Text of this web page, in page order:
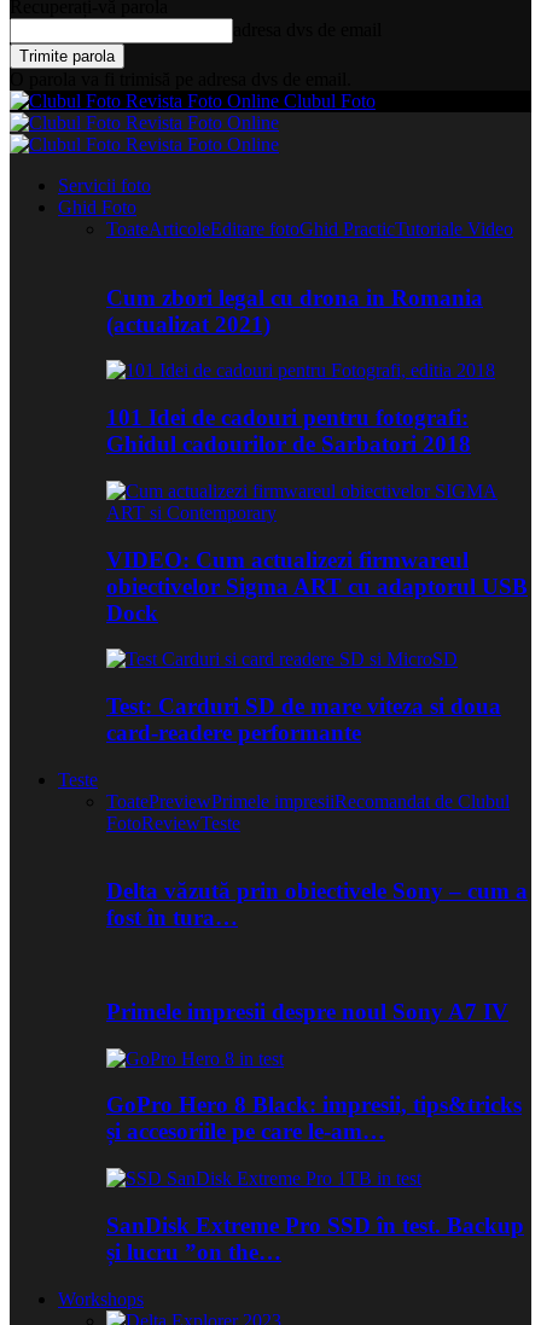
Clubul Foto
Servicii foto
Ghid Foto
ToateArticoleEditare fotoGhid PracticTutoriale Video
Cum zbori legal cu drona in Romania
(actualizat 2021)
101 Idei de cadouri pentru fotografi:
Ghidul cadourilor de Sarbatori 2018
VIDEO: Cum actualizezi firmwareul
obiectivelor Sigma ART cu adaptorul USB
Dock
Test: Carduri SD de mare viteza si doua
card-readere performante
Teste
ToatePreviewPrimele impresiiRecomandat de Clubul
FotoReviewTeste
Delta văzută prin obiectivele Sony – cum a
fost în tura…
Primele impresii despre noul Sony A7 IV
GoPro Hero 8 Black: impresii, tips&tricks
și accesoriile pe care le-am…
SanDisk Extreme Pro SSD în test. Backup
și lucru ”on the…
Workshops